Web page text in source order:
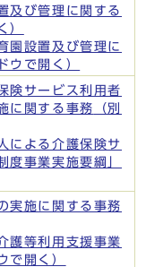
及び管理に関する
）
園設置及び管理に
ウで開く）
険サービス利用者
に関する事務
（別
による介護保険サ
度事業実施要綱」
実施に関する事務
護等利用支援事業
で開く）